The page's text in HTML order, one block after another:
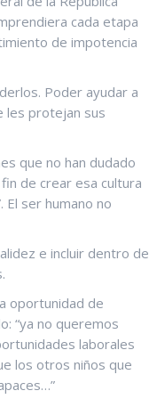
cada etapa
de impotencia
Poder ayudar a
les protejan sus
que no han dudado
de crear esa cultura
El ser humano no
e incluir dentro de
oportunidad de
“ya no queremos
laborales
los otros niños que